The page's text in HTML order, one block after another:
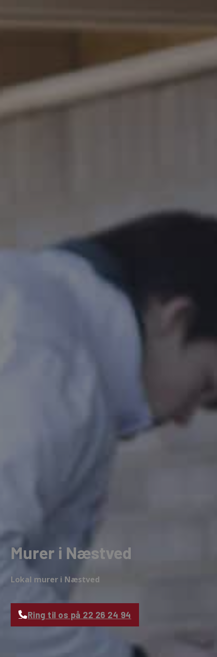
Murer i Næstved
Lokal murer i Næstved
Ring til os på 22 26 24 94